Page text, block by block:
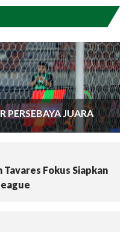
PERSEBAYA JUARA
Tavares Fokus Siapkan